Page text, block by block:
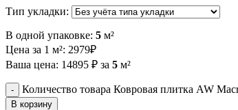
Тип укладки:
В одной упаковке: 5 м²
Цена за 1 м²: 2979₽
Ваша цена: 14895 ₽ за 5 м²
Количество товара Ковровая плитка AW
В корзину